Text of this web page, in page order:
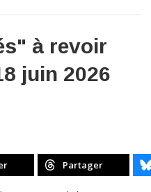
à revoir
juin 2026
Partager